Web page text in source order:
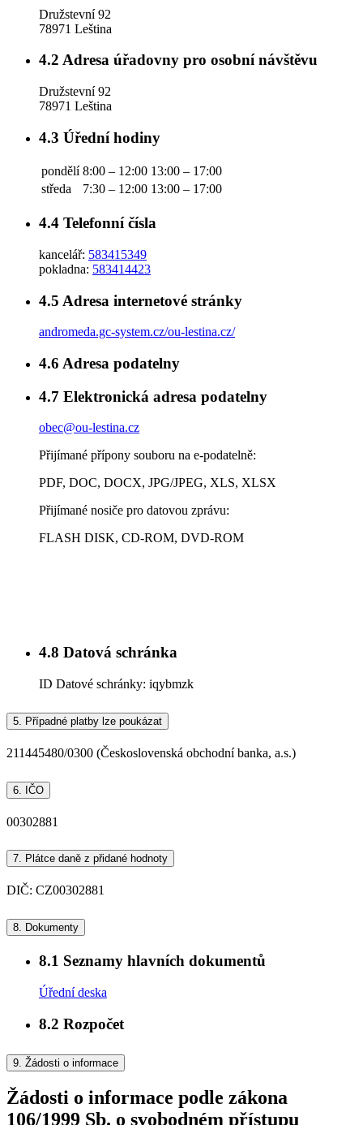
Družstevní 92
78971 Leština
4.2 Adresa úřadovny pro osobní návštěvu
Družstevní 92
78971 Leština
4.3 Úřední hodiny
pondělí 8:00 – 12:00 13:00 – 17:00
středa
7:30 – 12:00 13:00 – 17:00
4.4 Telefonní čísla
kancelář: 583415349
pokladna: 583414423
4.5 Adresa internetové stránky
andromeda.gc-system.cz/ou-lestina.cz/
4.6 Adresa podatelny
4.7 Elektronická adresa podatelny
obec@ou-lestina.cz
Přijímané přípony souboru na e-podatelně:
PDF, DOC, DOCX, JPG/JPEG, XLS, XLSX
Přijímané nosiče pro datovou zprávu:
FLASH DISK, CD-ROM, DVD-ROM
4.8 Datová schránka
ID Datové schránky: iqybmzk
5. Případné platby lze poukázat
211445480/0300 (Československá obchodní banka, a.s.)
6. IČO
00302881
7. Plátce daně z přidané hodnoty
DIČ: CZ00302881
8. Dokumenty
8.1 Seznamy hlavních dokumentů
Úřední deska
8.2 Rozpočet
9. Žádosti o informace
Žádosti o informace podle zákona
106/1999 Sb. o svobodném přístupu